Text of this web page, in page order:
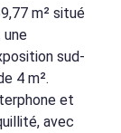
m² situé
une
sud-
4 m².
et
avec